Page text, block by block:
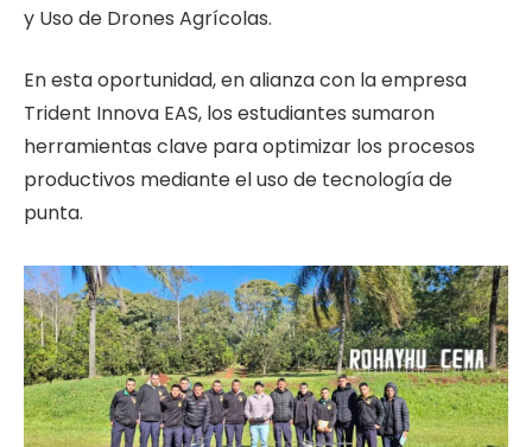
y Uso de Drones Agrícolas.
En esta oportunidad, en alianza con la empresa
Trident Innova EAS, los estudiantes sumaron
herramientas clave para optimizar los procesos
productivos mediante el uso de tecnología de
punta.